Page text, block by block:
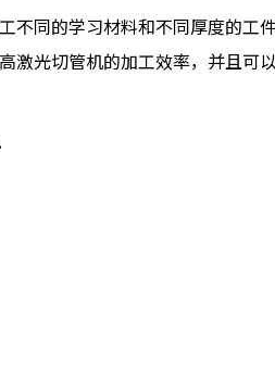
不同的学习材料和不同厚度的工
激光切管机的加工效率，并且可